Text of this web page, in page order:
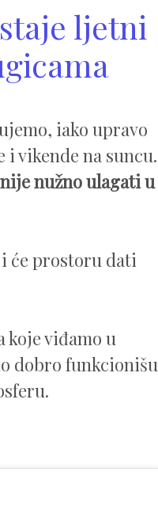
ljetni
iako upravo
vikende na suncu.
nije nužno ulagati u
će prostoru dati
koje viđamo u
dobro funkcionišu